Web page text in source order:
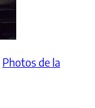
Photos de la